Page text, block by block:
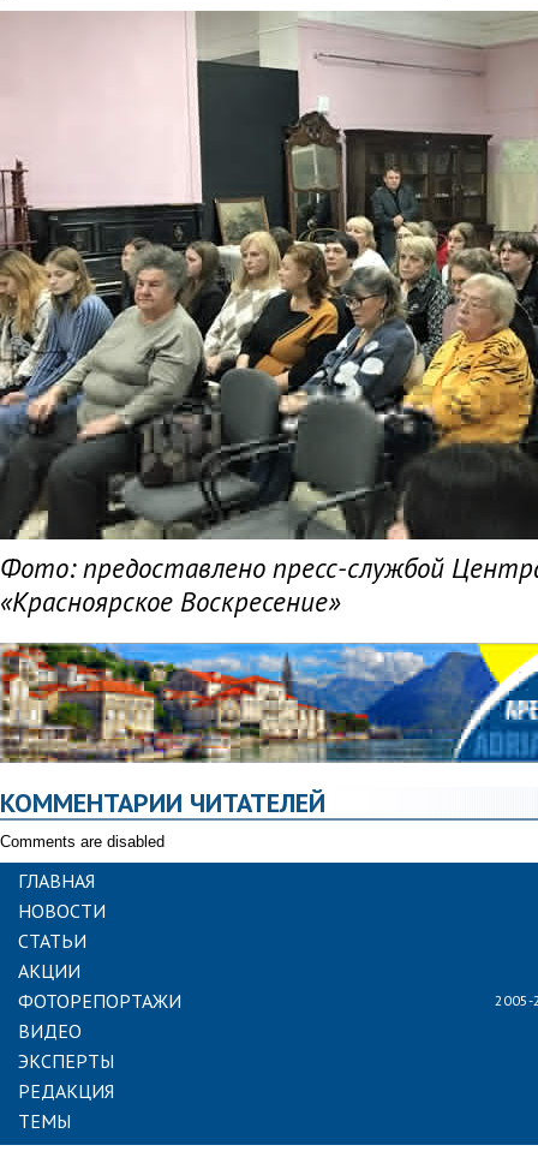
Фото: предоставлено пресс-службой
«Красноярское Воскресение»
КОММЕНТАРИИ ЧИТАТЕЛЕЙ
Comments are disabled
ГЛАВНАЯ
НОВОСТИ
СТАТЬИ
АКЦИИ
ФОТОРЕПОРТАЖИ
ВИДЕО
ЭКСПЕРТЫ
РЕДАКЦИЯ
ТЕМЫ
2005-